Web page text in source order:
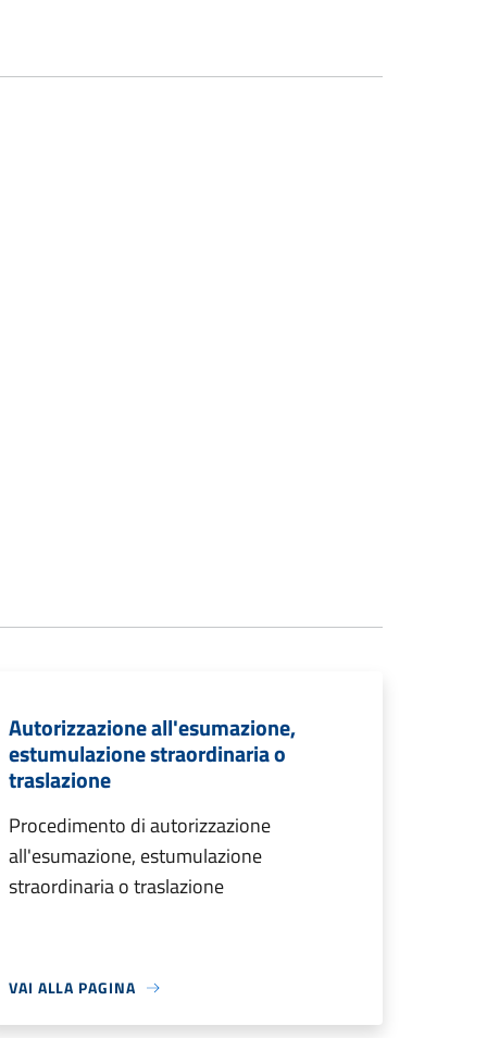
Autorizzazione all'esumazione,
estumulazione straordinaria o
traslazione
Procedimento di autorizzazione
all'esumazione, estumulazione
straordinaria o traslazione
VAI ALLA PAGINA